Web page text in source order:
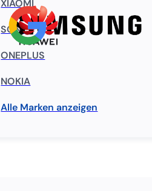
XIAOMI
SONY
ONEPLUS
NOKIA
Alle Marken anzeigen